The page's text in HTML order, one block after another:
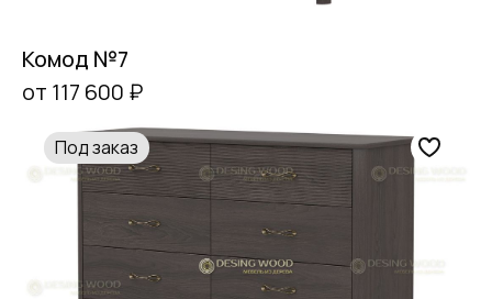
Комод №7
от 117 600 ₽
Под заказ